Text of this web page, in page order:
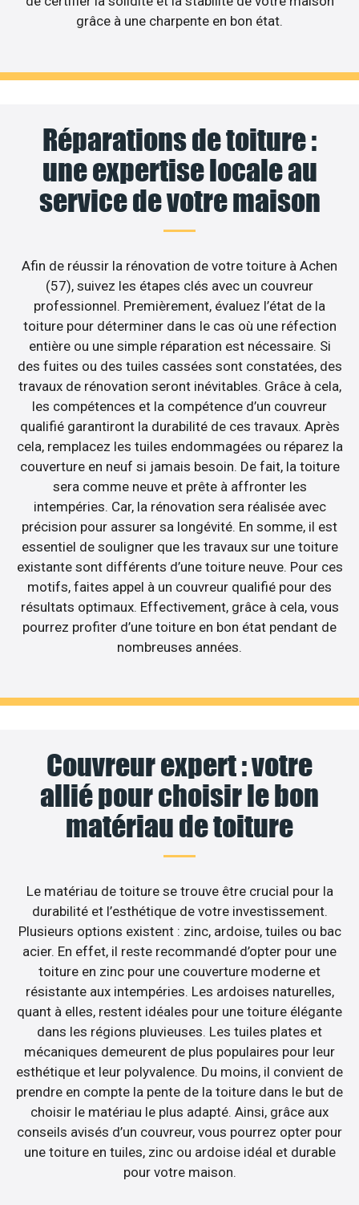
grâce à une charpente en bon état.
Réparations de toiture :
une expertise locale au
service de votre maison
Afin de réussir la rénovation de votre toiture à Achen
(57), suivez les étapes clés avec un couvreur
professionnel. Premièrement, évaluez l’état de la
toiture pour déterminer dans le cas où une réfection
entière ou une simple réparation est nécessaire. Si
des fuites ou des tuiles cassées sont constatées, des
travaux de rénovation seront inévitables. Grâce à cela,
les compétences et la compétence d’un couvreur
qualifié garantiront la durabilité de ces travaux. Après
cela, remplacez les tuiles endommagées ou réparez la
couverture en neuf si jamais besoin. De fait, la toiture
sera comme neuve et prête à affronter les
intempéries. Car, la rénovation sera réalisée avec
précision pour assurer sa longévité. En somme, il est
essentiel de souligner que les travaux sur une toiture
existante sont différents d’une toiture neuve. Pour ces
motifs, faites appel à un couvreur qualifié pour des
résultats optimaux. Effectivement, grâce à cela, vous
pourrez profiter d’une toiture en bon état pendant de
nombreuses années.
Couvreur expert : votre
allié pour choisir le bon
matériau de toiture
Le matériau de toiture se trouve être crucial pour la
durabilité et l’esthétique de votre investissement.
Plusieurs options existent : zinc, ardoise, tuiles ou bac
acier. En effet, il reste recommandé d’opter pour une
toiture en zinc pour une couverture moderne et
résistante aux intempéries. Les ardoises naturelles,
quant à elles, restent idéales pour une toiture élégante
dans les régions pluvieuses. Les tuiles plates et
mécaniques demeurent de plus populaires pour leur
esthétique et leur polyvalence. Du moins, il convient de
prendre en compte la pente de la toiture dans le but de
choisir le matériau le plus adapté. Ainsi, grâce aux
conseils avisés d’un couvreur, vous pourrez opter pour
une toiture en tuiles, zinc ou ardoise idéal et durable
pour votre maison.